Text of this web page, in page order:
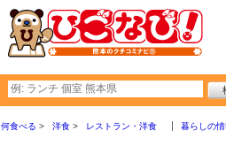
何食べる 洋食 レストラン・洋食 暮らしの情